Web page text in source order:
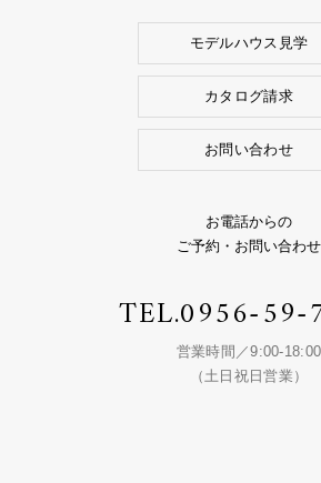
モデルハウス見学
カタログ請求
お問い合わせ
お電話からの
ご予約・お問い合わせ
TEL.0956-59-
営業時間／9:00-18:00
（土日祝日営業）